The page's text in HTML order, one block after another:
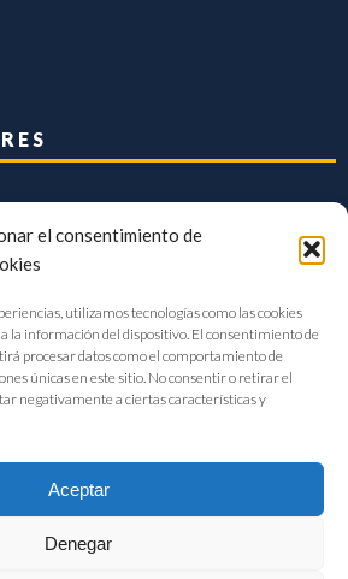
el consentimiento de
utilizamos tecnologías como las cookies
la información del dispositivo. El consentimiento de
procesar datos como el comportamiento de
únicas en este sitio. No consentir o retirar el
negativamente a ciertas características y
Aceptar
Denegar